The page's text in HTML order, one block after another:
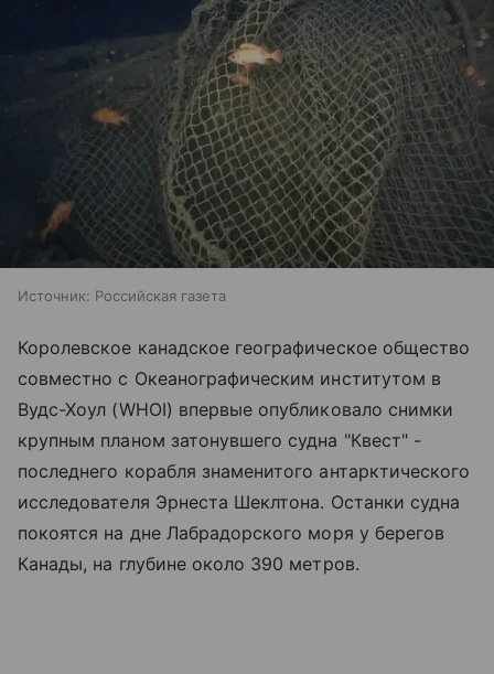
Источник: Российская газета
Королевское канадское географическое общество
совместно с Океанографическим институтом в
Вудс-Хоул (WHOI) впервые опубликовало снимки
крупным планом затонувшего судна "Квест" -
последнего корабля знаменитого антарктического
исследователя Эрнеста Шеклтона. Останки судна
покоятся на дне Лабрадорского моря у берегов
Канады, на глубине около 390 метров.